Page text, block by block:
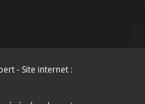
- Site internet :